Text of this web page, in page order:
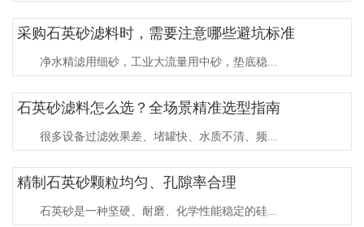
采购石英砂滤料时，需要注意哪些避坑标准
净水精滤用细砂，工业大流量用中砂，垫底稳...
石英砂滤料怎么选？全场景精准选型指南
很多设备过滤效果差、堵罐快、水质不清、频...
精制石英砂颗粒均匀、孔隙率合理
石英砂是一种坚硬、耐磨、化学性能稳定的硅...